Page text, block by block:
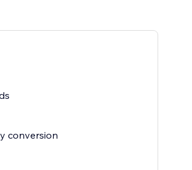
conversion